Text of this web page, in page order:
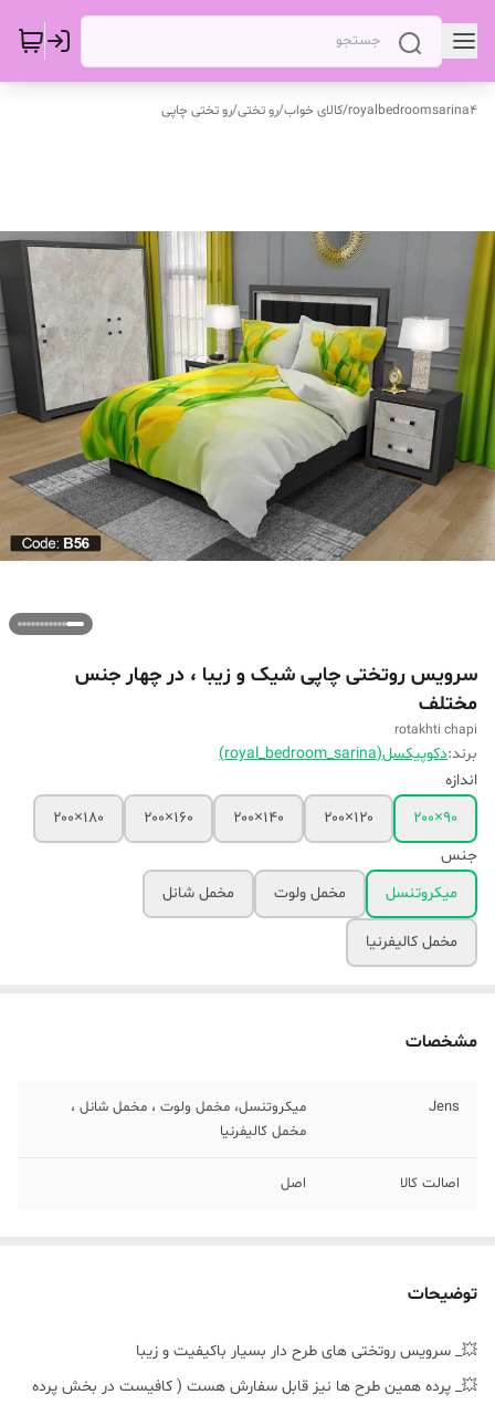
royalbedroomsarina4
/کالای خواب/رو تختی/رو تختی چاپی
سرویس روتختی چاپی شیک و زیبا ، در چهار جنس
مختلف
rotakhti chapi
برند:دکوپیکسل(royal_bedroom_sarina)
اندازه
۹۰×۲۰۰
۱۲۰×۲۰۰ ۱۴۰×۲۰۰ ۱۶۰×۲۰۰
۱۸۰×۲۰۰
جنس
میکروتنسل
مخمل ولوت مخمل شانل
مخمل کالیفرنیا
مشخصات
Jens
میکروتنسل، مخمل ولوت ، مخمل شانل ،
مخمل کالیفرنیا
اصالت کالا اصل
توضیحات
💥_ سرویس روتختی های طرح دار بسیار باکیفیت و زیبا
💥_ پرده همین طرح ها نیز قابل سفارش هست ( کافیست در بخش پرده